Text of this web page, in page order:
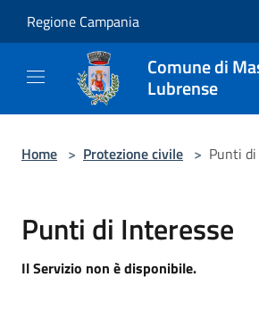
Regione Campania
Comune di
Lubrense
Home > Protezione civile > Punti
Punti di Interesse
Il Servizio non è disponibile.